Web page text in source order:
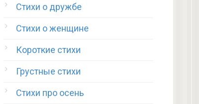
Стихи о дружбе
Стихи о женщине
Короткие стихи
Грустные стихи
Стихи про осень